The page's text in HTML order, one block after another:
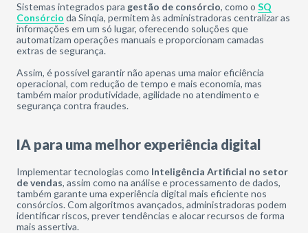
Sistemas integrados para gestão de consórcio, como o SQ
Consórcio da Sinqia, permitem às administradoras centralizar as
informações em um só lugar, oferecendo soluções que
automatizam operações manuais e proporcionam camadas
extras de segurança.
Assim, é possível garantir não apenas uma maior eficiência
operacional, com redução de tempo e mais economia, mas
também maior produtividade, agilidade no atendimento e
segurança contra fraudes.
IA para uma melhor experiência digital
Implementar tecnologias como Inteligência Artificial no setor
de vendas, assim como na análise e processamento de dados,
também garante uma experiência digital mais eficiente nos
consórcios. Com algoritmos avançados, administradoras podem
identificar riscos, prever tendências e alocar recursos de forma
mais assertiva.